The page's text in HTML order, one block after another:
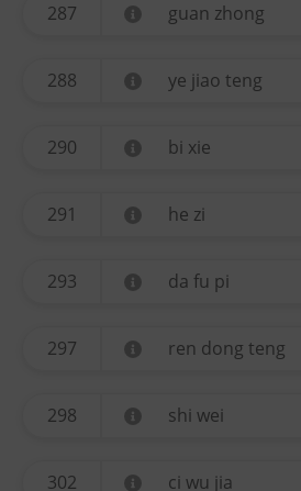
287 guan zhong
288 ye jiao teng
290 bi xie
291 he zi
293 da fu pi
297 ren dong teng
298 shi wei
302 ci wu jia